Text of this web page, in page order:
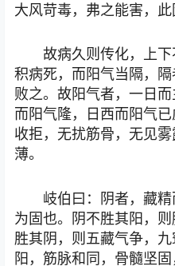
大风苛毒，弗之能害，此
故病久则传化，上
积病死，而阳气当隔，
败之。故阳气者，一日
而阳气隆，日西而阳气
收拒，无扰筋骨，无见
薄。
岐伯曰：阴者，藏
为固也。阴不胜其阳，
胜其阴，则五藏气争，
阳，筋脉和同，骨髓坚